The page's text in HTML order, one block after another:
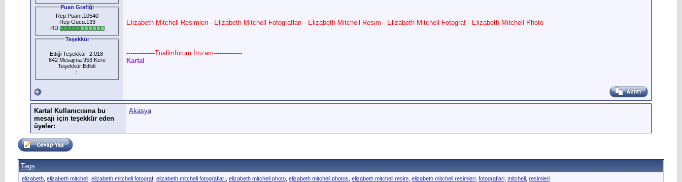
Puan Grafiği
Rep Puanı:10540
Rep Gücü:133
RD:
Teşekkür
Ettiği Teşekkür: 2.018
642 Mesajına 953 Kere
Teşekkür Edlidi
:
Elizabeth Mitchell Resimleri - Elizabeth Mitchell Fotografları - Elizabeth Mitchell Resim - Elizabeth Mitchell Fotograf - Elizabeth Mitchell Photo
--------------Tualimforum İmzam--------------
Kartal
Kartal Kullanıcısına bu
mesajı için teşekkür eden
üyeler:
Akasya
Tags
elizabeth elizabeth mitchell elizabeth mitchell fotograf elizabeth mitchell fotografları elizabeth mitchell photo elizabeth mitchell photos elizabeth mitchell resim elizabeth mitchell resimleri fotograflari mitchell resimleri